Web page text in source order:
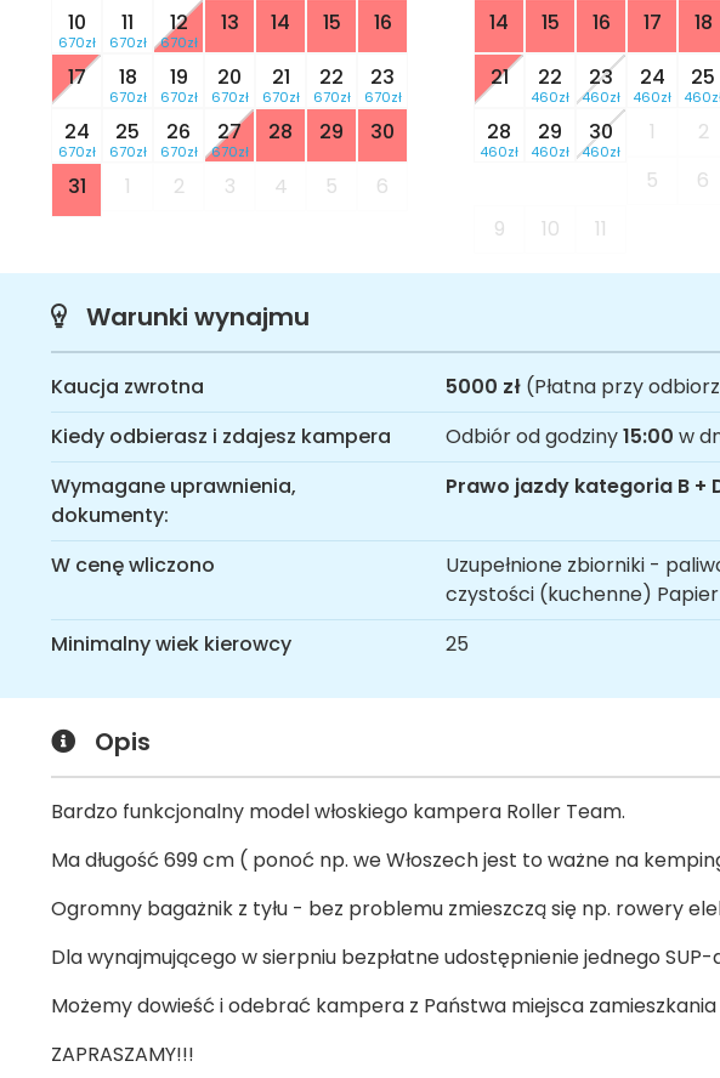
10
670zł
11
670zł
12
670zł
13 14 15
16
17
18
670zł
19
670zł
20
670zł
21
670zł
22
670zł
23
670zł
24
670zł
25
670zł
26
670zł
27
670zł
28 29
30
31
1 2 3 4 5 6
14
15 16 17 18
21
22
460zł
23
460zł
24
460zł
25
28
460zł
29
460zł
30
460zł
1 2
5
6
9
10 11
Warunki wynajmu
Kaucja zwrotna 5000 zł (Płatna przy
Kiedy odbierasz i zdajesz kampera
Odbiór od godziny15:00 w
Wymagane uprawnienia,
dokumenty:
Prawo jazdy kategoria B +
W cenę wliczono
Uzupełnione zbiorniki -
czystości (kuchenne)
Minimalny wiek kierowcy
25
Opis
Bardzo funkcjonalny model włoskiego kampera Roller Team.
Ma długość 699 cm ( ponoć np. we Włoszech jest to ważne na
Ogromny bagażnik z tyłu - bez problemu zmieszczą się np. rowery
Dla wynajmującego w sierpniu bezpłatne udostępnienie jednego SUP-
Możemy dowieść i odebrać kampera z Państwa miejsca
ZAPRASZAMY!!!